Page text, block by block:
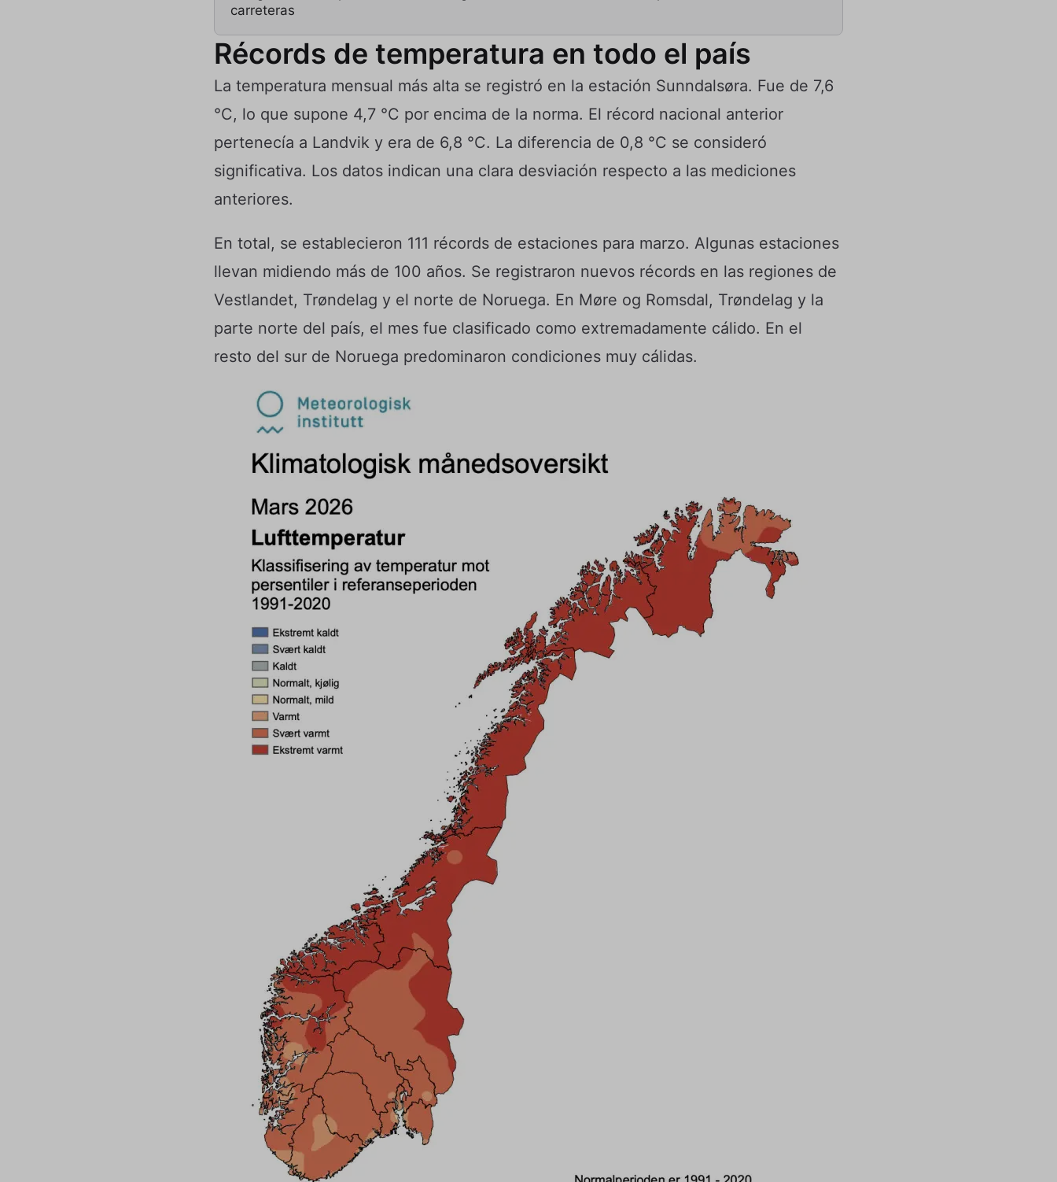
carreteras
Récords de temperatura en todo el país
La temperatura mensual más alta se registró en la estación Sunndalsøra. Fue de 7,6
°C, lo que supone 4,7 °C por encima de la norma. El récord nacional anterior
pertenecía a Landvik y era de 6,8 °C. La diferencia de 0,8 °C se consideró
significativa. Los datos indican una clara desviación respecto a las mediciones
anteriores.
En total, se establecieron 111 récords de estaciones para marzo. Algunas estaciones
llevan midiendo más de 100 años. Se registraron nuevos récords en las regiones de
Vestlandet, Trøndelag y el norte de Noruega. En Møre og Romsdal, Trøndelag y la
parte norte del país, el mes fue clasificado como extremadamente cálido. En el
resto del sur de Noruega predominaron condiciones muy cálidas.